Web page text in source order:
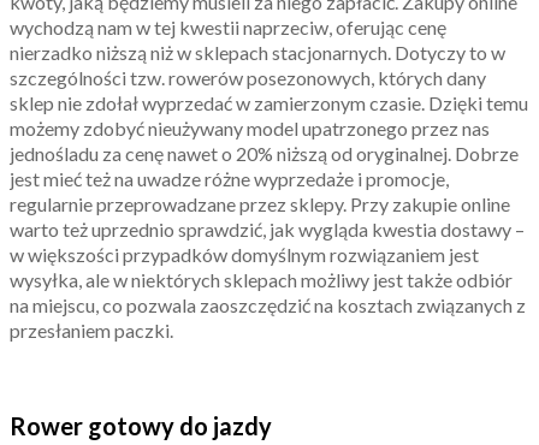
wychodzą nam w tej kwestii naprzeciw, oferując cenę
nierzadko niższą niż w sklepach stacjonarnych. Dotyczy to w
szczególności tzw. rowerów posezonowych, których dany
sklep nie zdołał wyprzedać w zamierzonym czasie. Dzięki temu
możemy zdobyć nieużywany model upatrzonego przez nas
jednośladu za cenę nawet o 20% niższą od oryginalnej. Dobrze
jest mieć też na uwadze różne wyprzedaże i promocje,
regularnie przeprowadzane przez sklepy. Przy zakupie online
warto też uprzednio sprawdzić, jak wygląda kwestia dostawy –
w większości przypadków domyślnym rozwiązaniem jest
wysyłka, ale w niektórych sklepach możliwy jest także odbiór
na miejscu, co pozwala zaoszczędzić na kosztach związanych z
przesłaniem paczki.
Rower gotowy do jazdy